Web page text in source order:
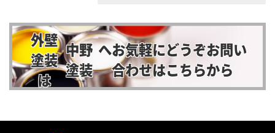
外壁
塗装
は
中野
塗装
へお気軽にどうぞお問い
合わせはこちらから